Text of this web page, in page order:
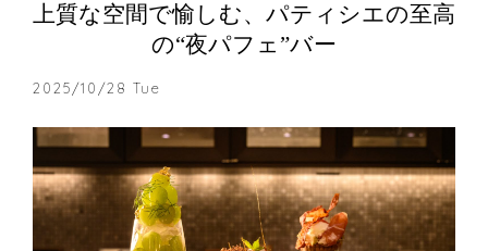
上質な空間で愉しむ、パティシエの⾄⾼
の“夜パフェ”バー
2025/10/28 Tue